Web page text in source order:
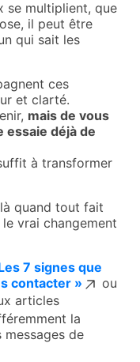
se multiplient, que
il peut être
qui sait les
ces
et clarté.
mais de vous
essaie déjà de
à transformer
quand tout fait
vrai changement
7 signes que
contacter »
ou
articles
la
de